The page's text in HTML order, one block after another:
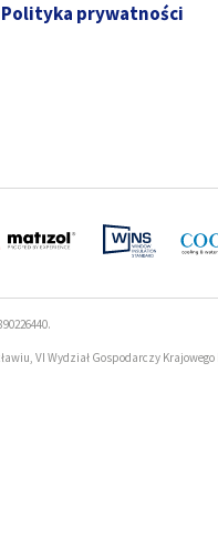
Polityka prywatności
VI Wydział Gospodarczy Krajowego